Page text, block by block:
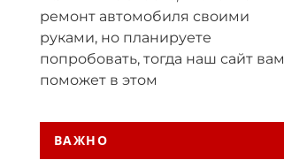
ремонт автомобиля своими
руками, но планируете
попробовать, тогда наш сайт вам
поможет в этом
ВАЖНО